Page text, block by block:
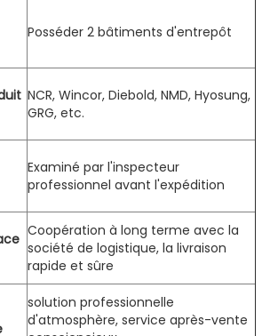
Posséder 2 bâtiments d'entrepôt
NCR, Wincor, Diebold, NMD, Hyosung,
GRG, etc.
Examiné par l'inspecteur
professionnel avant l'expédition
Coopération à long terme avec la
société de logistique, la livraison
rapide et sûre
solution professionnelle
d'atmosphère, service après-vente